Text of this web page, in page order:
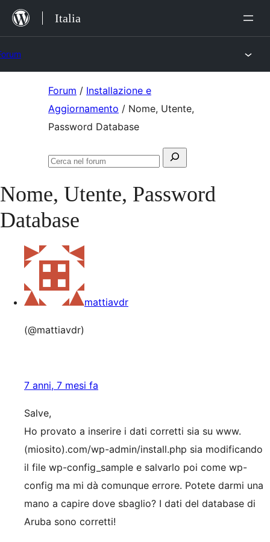
Salta
Italia
Forum / Installazione e
Aggiornamento / Nome, Utente,
Password Database
Cerca:
Cerca
Nome, Utente, Password
Database
mattiavdr
(@mattiavdr)
7 anni, 7 mesi fa
Salve,
Ho provato a inserire i dati corretti sia su www.
(miosito).com/wp-admin/install.php sia modificando
il file wp-config_sample e salvarlo poi come wp-
config ma mi dà comunque errore. Potete darmi una
mano a capire dove sbaglio? I dati del database di
Aruba sono corretti!